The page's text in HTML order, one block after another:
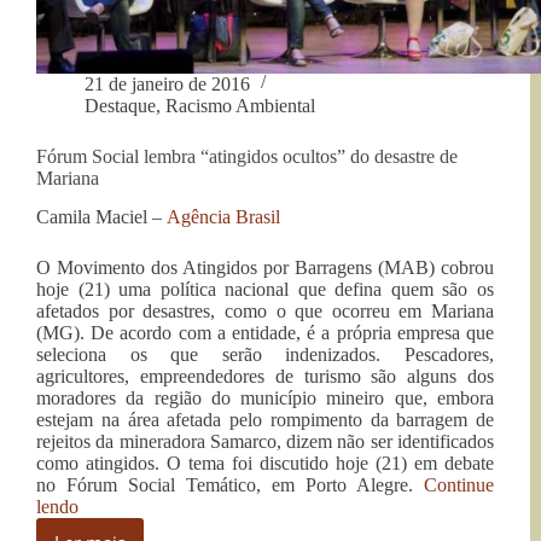
21 de janeiro de 2016
Destaque, Racismo Ambiental
Fórum Social lembra “atingidos ocultos” do desastre de
Mariana
Camila Maciel – Agência Brasil
O Movimento dos Atingidos por Barragens (MAB) cobrou
hoje (21) uma política nacional que defina quem são os
afetados por desastres, como o que ocorreu em Mariana
(MG). De acordo com a entidade, é a própria empresa que
seleciona os que serão indenizados. Pescadores,
agricultores, empreendedores de turismo são alguns dos
moradores da região do município mineiro que, embora
estejam na área afetada pelo rompimento da barragem de
rejeitos da mineradora Samarco, dizem não ser identificados
como atingidos. O tema foi discutido hoje (21) em debate
no Fórum Social Temático, em Porto Alegre.Continue
lendo“Fórum